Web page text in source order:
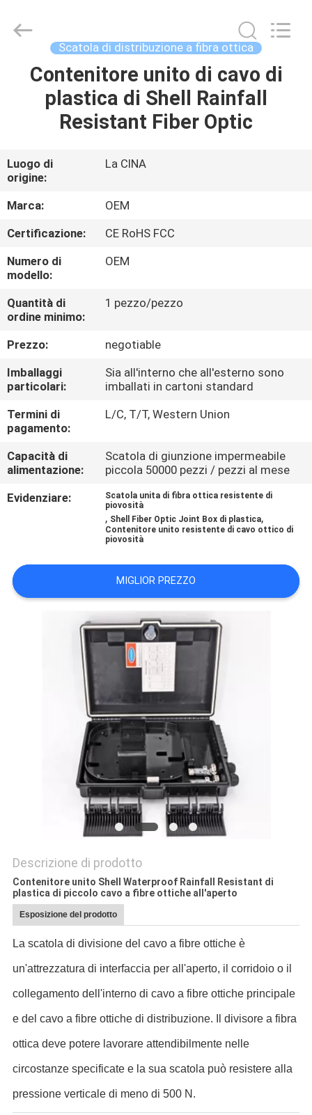
CASA
PRODOTTI
RIGUARDO
A
NOI
GIRO
DELLA
FABBRICA
CONTROLLO
DI
QUALITÀ
CONTATTICI
MAPPA
DEL
Road
Enterprise
Scatola di distribuzione a fibra ottica
Contenitore unito di cavo di
plastica di Shell Rainfall
Resistant Fiber Optic
Luogo di
origine:
La CINA
Marca:
OEM
Certificazione:
CE RoHS FCC
Numero di
modello:
OEM
Quantità di
ordine minimo:
1 pezzo/pezzo
Prezzo:
negotiable
Imballaggi
particolari:
Sia all'interno che all'esterno sono
imballati in cartoni standard
Termini di
pagamento:
L/C, T/T, Western Union
Capacità di
alimentazione:
Scatola di giunzione impermeabile
piccola 50000 pezzi / pezzi al mese
Evidenziare:
Scatola unita di fibra ottica resistente di
piovosità
, Shell Fiber Optic Joint Box di plastica,
Contenitore unito resistente di cavo ottico di
piovosità
MIGLIOR PREZZO
Descrizione di prodotto
Contenitore unito Shell Waterproof Rainfall Resistant di
plastica di piccolo cavo a fibre ottiche all'aperto
Esposizione del prodotto
La scatola di divisione del cavo a fibre ottiche è
un'attrezzatura di interfaccia per all'aperto, il corridoio o il
collegamento dell'interno di cavo a fibre ottiche principale
e del cavo a fibre ottiche di distribuzione. Il divisore a fibra
ottica deve potere lavorare attendibilmente nelle
circostanze specificate e la sua scatola può resistere alla
pressione verticale di meno di 500 N.